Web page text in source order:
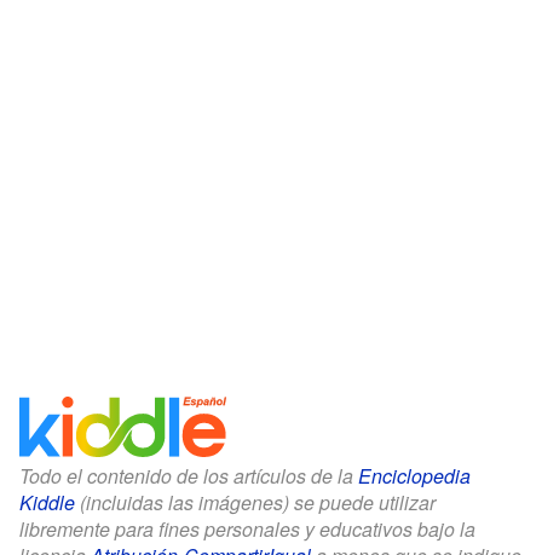
Todo el contenido de los artículos de la Enciclopedia
Kiddle (incluidas las imágenes) se puede utilizar
libremente para fines personales y educativos bajo la